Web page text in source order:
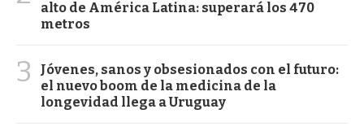
alto de América Latina: superará los 470
metros
3
Jóvenes, sanos y obsesionados con el futuro:
el nuevo boom de la medicina de la
longevidad llega a Uruguay